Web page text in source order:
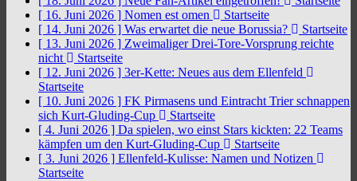
[ 16. Juni 2026 ] Nomen est omen
Startseite
[ 14. Juni 2026 ] Was erwartet die neue Borussia?
Startseite
[ 13. Juni 2026 ] Zweimaliger Drei-Tore-Vorsprung reichte
nicht
Startseite
[ 12. Juni 2026 ] 3er-Kette: Neues aus dem Ellenfeld
Startseite
[ 10. Juni 2026 ] FK Pirmasens und Eintracht Trier schnappen
sich Kurt-Gluding-Cup
Startseite
[ 4. Juni 2026 ] Da spielen, wo einst Stars kickten: 22 Teams
kämpfen um den Kurt-Gluding-Cup
Startseite
[ 3. Juni 2026 ] Ellenfeld-Kulisse: Namen und Notizen
Startseite